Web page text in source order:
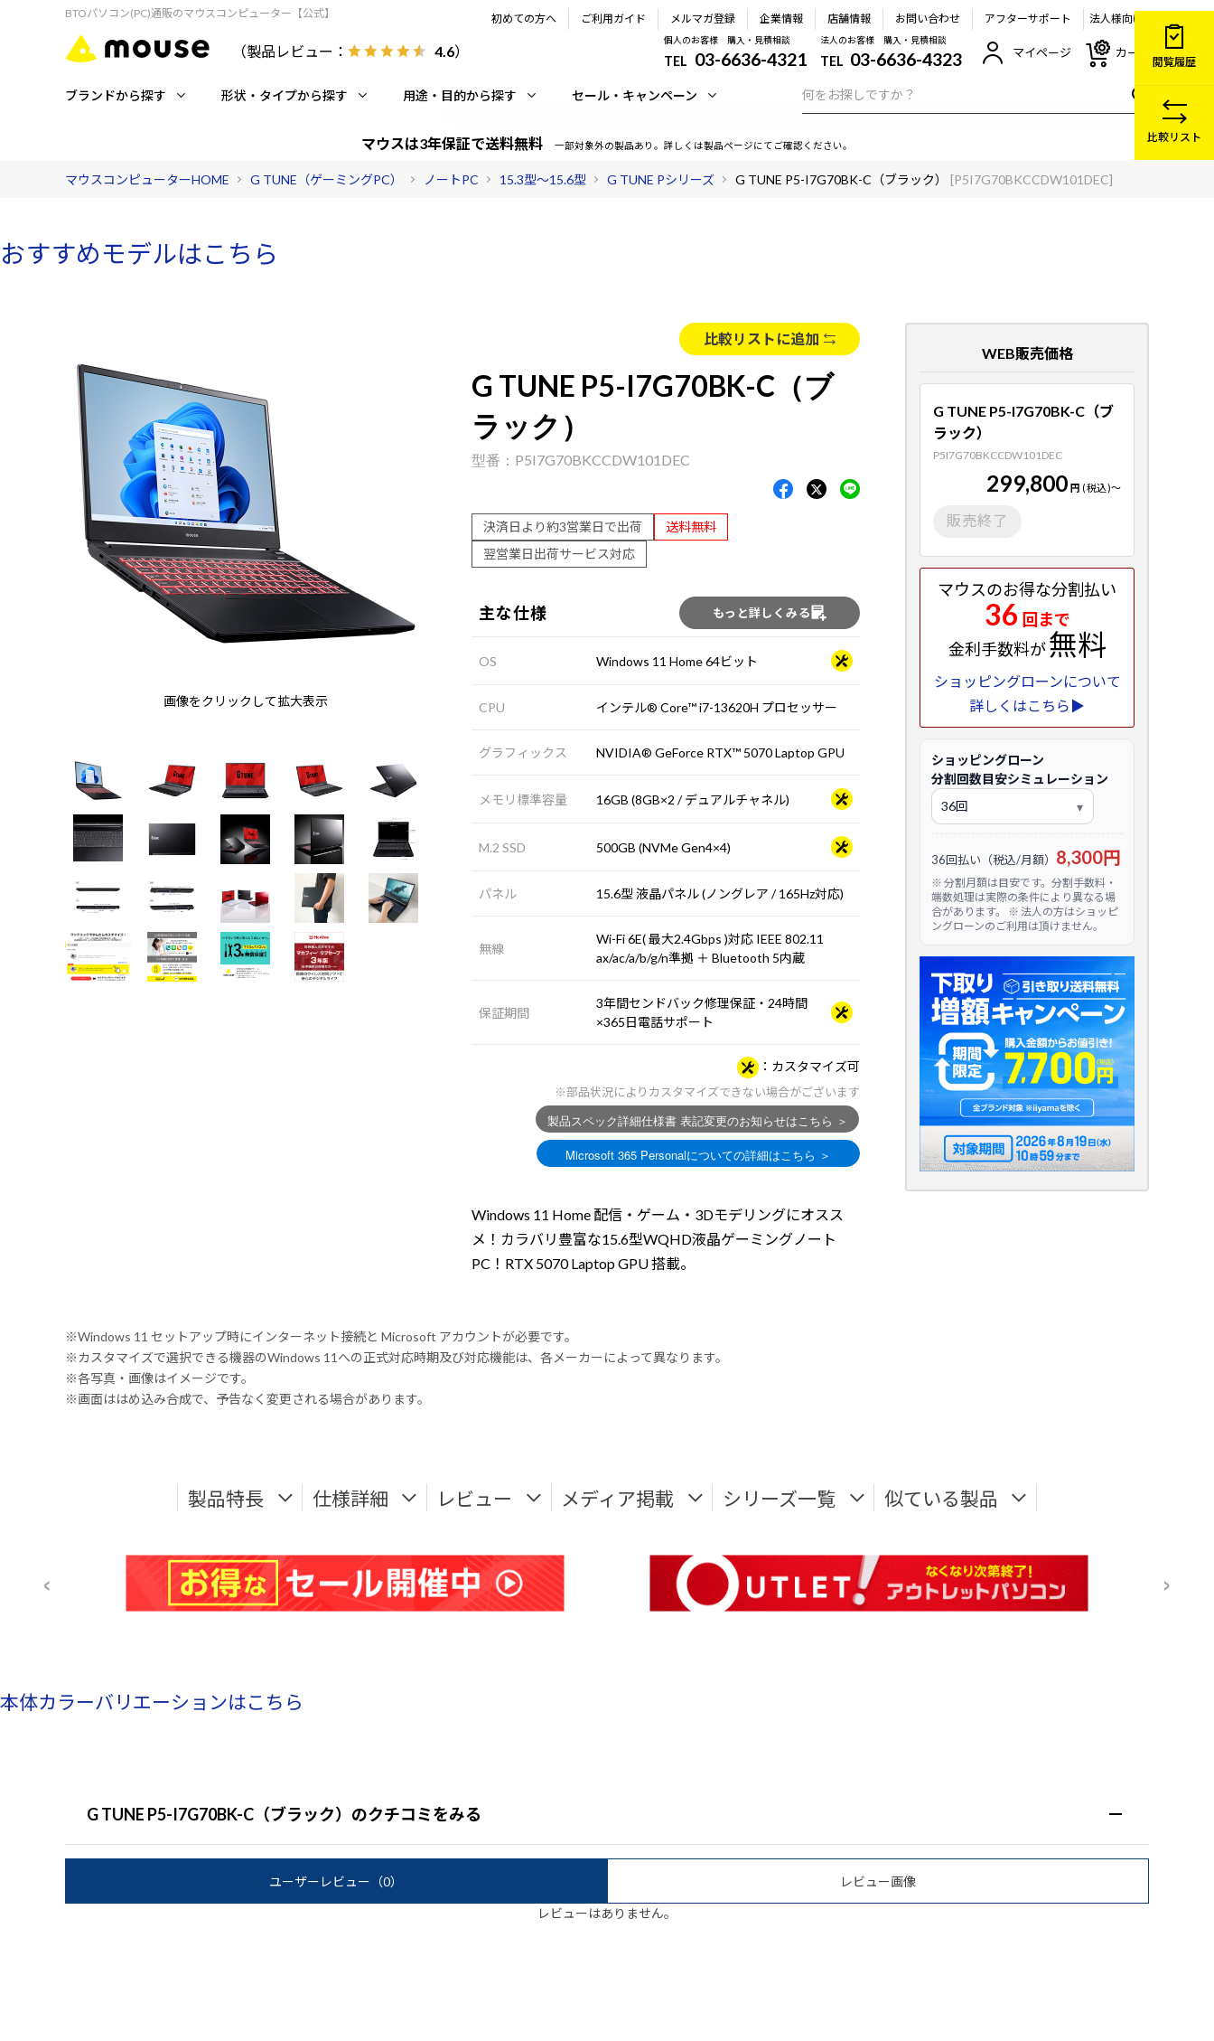
BTOパソコン(PC)通販のマウスコンピューター【公式】
（製品レビュー： 4.6）
初めての方へ ご利用ガイド メルマガ登録 企業情報 店舗情報 お問い合わせ アフターサポート 法人様向け
個人のお客様 購入・見積相談
TEL 03-6636-4321
法人のお客様 購入・見積相談
TEL 03-6636-4323 マイページ カート
ブランドから探す 形状・タイプから探す 用途・目的から探す セール・キャンペーン
マウスは3年保証で送料無料 一部対象外の製品あり。詳しくは製品ページにてご確認ください。
マウスコンピューターHOME G TUNE（ゲーミングPC） ノートPC 15.3型～15.6型 G TUNE Pシリーズ G TUNE P5-I7G70BK-C（ブラック） [P5I7G70BKCCDW101DEC]
おすすめモデルはこちら
画像をクリックして拡大表示
比較リストに追加
G TUNE P5-I7G70BK-C（ブ
ラック）
P5I7G70BKCCDW101DEC
決済日より約3営業日で出荷
送料無料
翌営業日出荷サービス対応
主な仕様 もっと詳しくみる
OS Windows 11 Home 64ビット
CPU インテル® Core™ i7-13620H プロセッサー
グラフィックス NVIDIA® GeForce RTX™ 5070 Laptop GPU
メモリ標準容量 16GB (8GB×2 / デュアルチャネル)
M.2 SSD 500GB (NVMe Gen4×4)
パネル 15.6型 液晶パネル (ノングレア / 165Hz対応)
無線
Wi-Fi 6E( 最大2.4Gbps )対応 IEEE 802.11
ax/ac/a/b/g/n準拠 ＋ Bluetooth 5内蔵
保証期間
3年間センドバック修理保証・24時間
×365日電話サポート
カスタマイズ可
※部品状況によりカスタマイズできない場合がございます
Windows 11 Home 配信・ゲーム・3Dモデリングにオスス
メ！カラバリ豊富な15.6型WQHD液晶ゲーミングノート
PC！RTX 5070 Laptop GPU 搭載。
WEB販売価格
G TUNE P5-I7G70BK-C（ブ
ラック）
P5I7G70BKCCDW101DEC
299,800 円 (税込)～
販売終了
マウスのお得な分割払い
36 回まで
金利手数料が無料
ショッピングローンについて
詳しくはこちら▶
ショッピングローン
分割回数目安シミュレーション
36回払い（税込/月額） 8,300円
※ 分割月額は目安です。分割手数料・
端数処理は実際の条件により異なる場
合があります。 ※ 法人の方はショッピ
ングローンのご利用は頂けません。
※Windows 11 セットアップ時にインターネット接続と Microsoft アカウントが必要です。
※カスタマイズで選択できる機器のWindows 11への正式対応時期及び対応機能は、各メーカーによって異なります。
※各写真・画像はイメージです。
※画面ははめ込み合成で、予告なく変更される場合があります。
製品特長 仕様詳細 レビュー メディア掲載 シリーズ一覧 似ている製品
本体カラーバリエーションはこちら
G TUNE P5-I7G70BK-C（ブラック）のクチコミをみる
ユーザーレビュー （0） レビュー画像
レビューはありません。
閲覧履歴
比較リスト